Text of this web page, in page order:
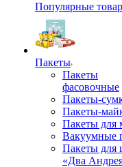
Популярные
Пакеты
Пакеты
фасовочные
Пакеты-
Пакеты-
Пакеты для
Вакуумные
Пакеты для
«Два